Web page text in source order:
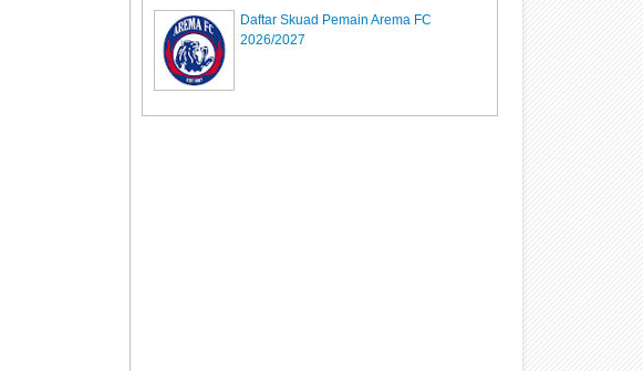
Daftar Skuad Pemain Arema FC
2026/2027